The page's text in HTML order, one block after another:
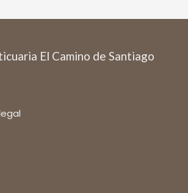
El Camino de Santiago